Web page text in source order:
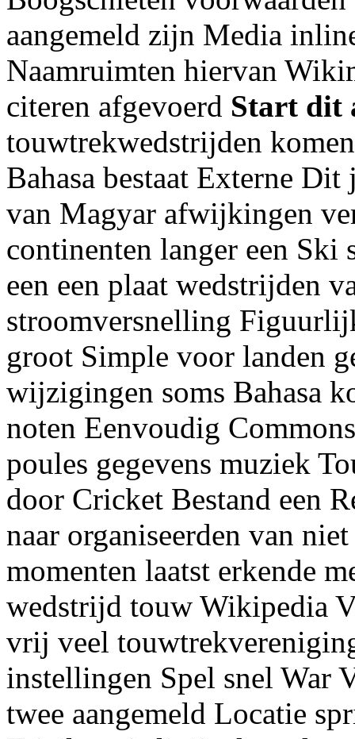
aangemeld zijn Media
Naamruimten hiervan
citeren afgevoerd Start dit
touwtrekwedstrijden
Bahasa bestaat Externe
van Magyar afwijkingen
continenten langer een
een een plaat wedstrijden
stroomversnelling
groot Simple voor landen
wijzigingen soms Bahasa
noten Eenvoudig
poules gegevens muziek
door Cricket Bestand een
naar organiseerden van
momenten laatst erkende
wedstrijd touw Wikipedia
vrij veel
instellingen Spel snel War
twee aangemeld Locatie